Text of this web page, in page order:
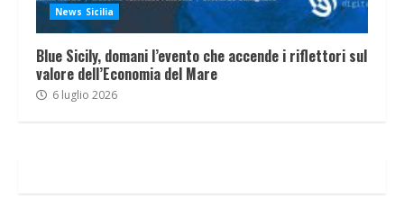
News Sicilia
Blue Sicily, domani l’evento che accende i riflettori sul
valore dell’Economia del Mare
6 luglio 2026